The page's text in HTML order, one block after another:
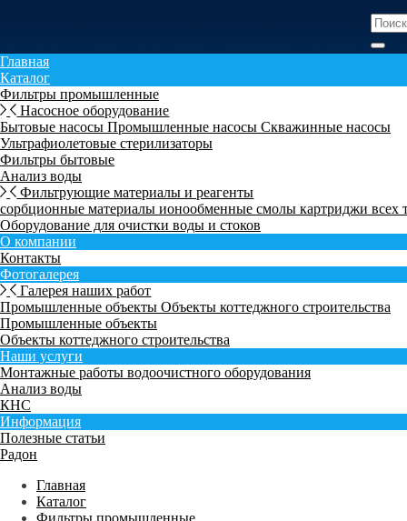
Главная
Каталог
Фильтры промышленные
Насосное оборудование
Бытовые насосы Промышленные насосы Скважинные насосы
Ультрафиолетовые стерилизаторы
Фильтры бытовые
Анализ воды
Фильтрующие материалы и реагенты
сорбционные материалы ионообменные смолы картриджи всех
Оборудование для очистки воды и стоков
О компании
Контакты
Фотогалерея
Галерея наших работ
Промышленные объекты Объекты коттеджного строительства
Промышленные объекты
Объекты коттеджного строительства
Наши услуги
Монтажные работы водоочистного оборудования
Анализ воды
КНС
Информация
Полезные статьи
Радон
Главная
Каталог
Фильтры промышленные